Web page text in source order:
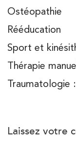
Ostéopathie
Rééducation
Sport et
Thérapie
Traumatologie
Laissez votre